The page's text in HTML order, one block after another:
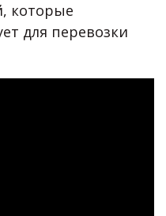
которые
для перевозки